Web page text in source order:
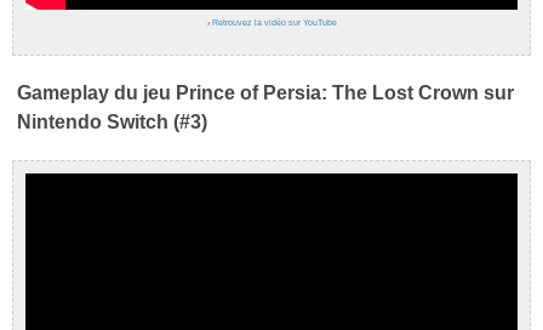
› Retrouvez la vidéo sur YouTube
Gameplay du jeu Prince of Persia: The Lost Crown sur
Nintendo Switch (#3)